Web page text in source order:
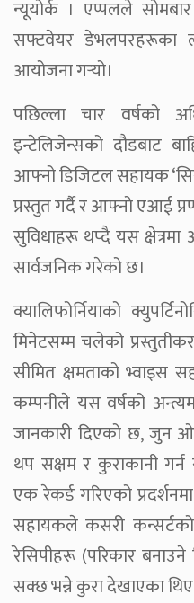
न्यूयोर्क । एप्पलले सोमबार
सफ्टवेयर डेभलपरहरूका
आयोजना गर्‍यो।
पछिल्ला चार वर्षको
इन्टेलिजेन्सको दौडबाट
आफ्नो डिजिटल सहायक
प्रस्तुत गर्दै र आफ्नो एआई
सुविधाहरू थप्दै यस
सार्वजनिक गरेको छ।
क्यालिफोर्नियाको
मिनेटसम्म चलेको
सीमित क्षमताको भ्वाइस
कम्पनीले यस वर्षको
जानकारी दिएको छ, जुन
थप सक्षम र कुराकानी
एक रेकर्ड गरिएको
सहायकले कसरी कन्सर्टको
रेसिपीहरू (परिकार बनाउने
सक्छ भन्ने कुरा देखाएका